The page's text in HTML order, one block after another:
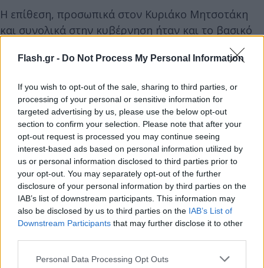
Flash.gr - Do Not Process My Personal Information
If you wish to opt-out of the sale, sharing to third parties, or
processing of your personal or sensitive information for
targeted advertising by us, please use the below opt-out
section to confirm your selection. Please note that after your
opt-out request is processed you may continue seeing
interest-based ads based on personal information utilized by
us or personal information disclosed to third parties prior to
your opt-out. You may separately opt-out of the further
disclosure of your personal information by third parties on the
IAB’s list of downstream participants. This information may
also be disclosed by us to third parties on the IAB’s List of
Downstream Participants that may further disclose it to other
Please note that this website/app uses one or more Google
Personal Data Processing Opt Outs
Η επίθεση, προσωπικά στον Κυριάκο Μητσοτάκη
και συνολικά στην κυβέρνηση ήταν και το βασικό
Δικαίου-«δεν μπορεί να ζητάει αλλαγές στο
προσπάθησε να ελέγξει τη Δικαιοσύνη. Εμείς
πιστεύουμε στους έντιμους δικαστές και αυτούς θα
στηρίξουμε», είπε χαρακτηριστικά.